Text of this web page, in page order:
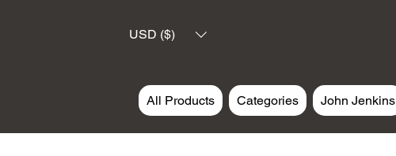
USD ($)
All Products Categories John Jenkins